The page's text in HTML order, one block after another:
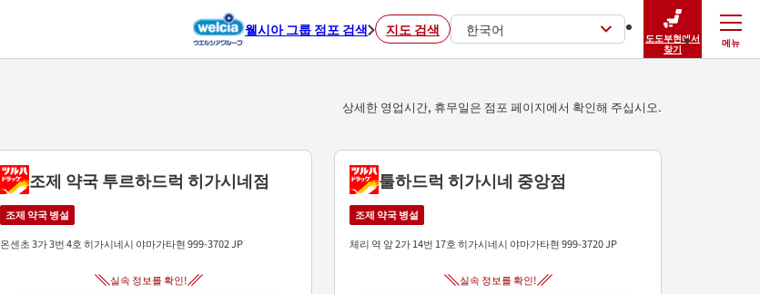
웰시아 그룹 점포 검색 지도 검색 한국어
도도부현에서
찾기
메뉴
닫기
상세한 영업시간, 휴무일은 점포 페이지에서 확인해 주십시오.
조제 약국 투르하드럭 히가시네점
조제 약국 병설
온센초 3가 3번 4호히가시네시 야마가타현999-3702JP
실속 정보를 확인!
툴하드럭 히가시네 중앙점
조제 약국 병설
체리 역 앞 2가 14번 17호히가시네시 야마가타현999-3720JP
실속 정보를 확인!